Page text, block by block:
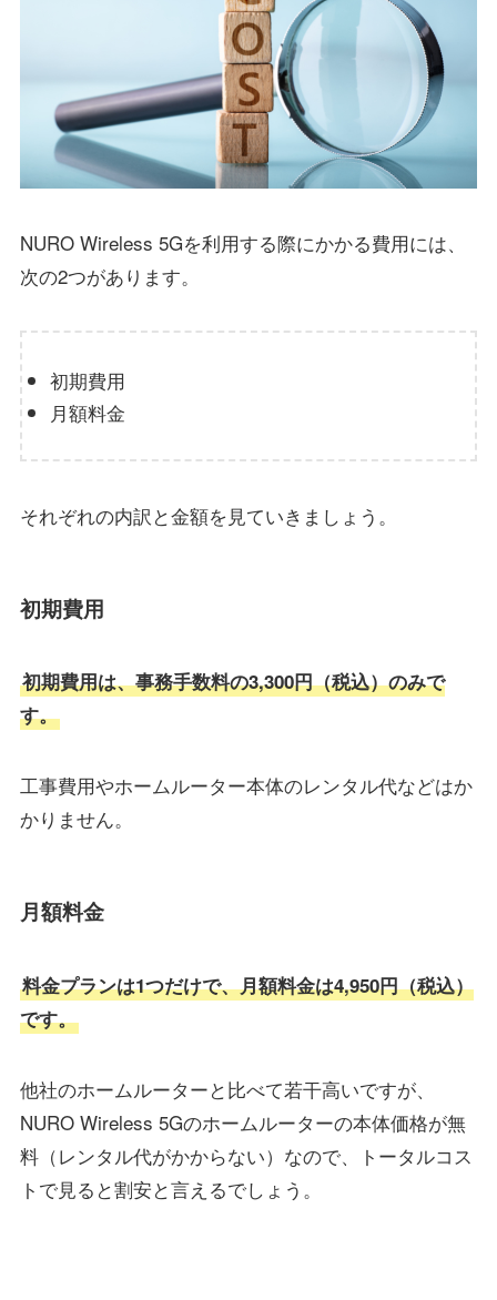
NURO Wireless 5Gを利用する際にかかる費用には、
次の2つがあります。
初期費用
月額料金
それぞれの内訳と金額を見ていきましょう。
初期費用
初期費用は、事務手数料の3,300円（税込）のみで
す。
工事費用やホームルーター本体のレンタル代などはか
かりません。
月額料金
料金プランは1つだけで、月額料金は4,950円（税込）
です。
他社のホームルーターと比べて若干高いですが、
NURO Wireless 5Gのホームルーターの本体価格が無
料（レンタル代がかからない）なので、トータルコス
トで見ると割安と言えるでしょう。